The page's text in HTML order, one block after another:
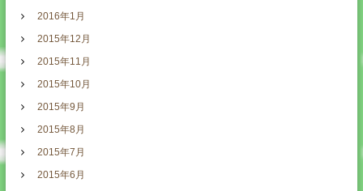
2016年1月
2015年12月
2015年11月
2015年10月
2015年9月
2015年8月
2015年7月
2015年6月